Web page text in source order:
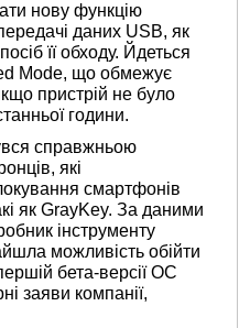
нову функцію
даних USB, як
її обходу. Йдеться
Mode, що обмежує
пристрій не було
години.
справжньою
які
смартфонів
як GrayKey. За даними
інструменту
можливість обійти
бета-версії ОС
заяви компанії,